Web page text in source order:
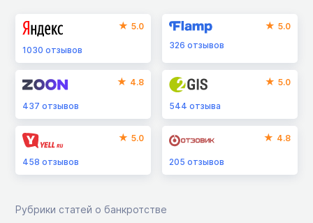
5.0
1030 отзывов
5.0
326отзывов
4.8
437 отзывов
5.0
544отзыва
5.0
458 отзывов
4.8
205отзывов
Рубрики статей о банкротстве